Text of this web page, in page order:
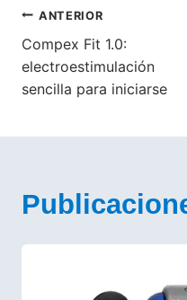
entrada:
Navegación
de
entradas
ANTERIOR
Compex Fit 1.0:
electroestimulación
sencilla para iniciarse